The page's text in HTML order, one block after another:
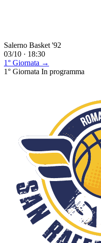
Salerno Basket '92
03/10 · 18:30
1° Giornata →
1° Giornata In programma